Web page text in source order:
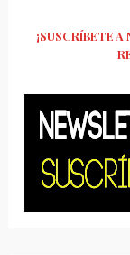
¡SUSCRÍBETE